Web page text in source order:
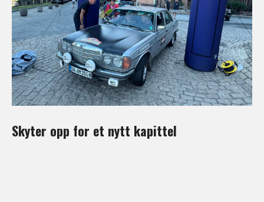
Skyter opp for et nytt kapittel